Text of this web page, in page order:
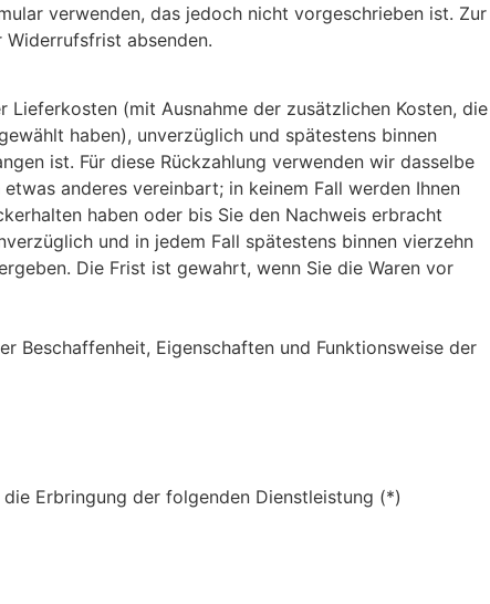
verwenden, das jedoch nicht vorgeschrieben ist. Zur
absenden.
Lieferkosten (mit Ausnahme der zusätzlichen Kosten, die
haben), unverzüglich und spätestens binnen
ist. Für diese Rückzahlung verwenden wir dasselbe
anderes vereinbart; in keinem Fall werden Ihnen
haben oder bis Sie den Nachweis erbracht
und in jedem Fall spätestens binnen vierzehn
Die Frist ist gewahrt, wenn Sie die Waren vor
Beschaffenheit, Eigenschaften und Funktionsweise der
Erbringung der folgenden Dienstleistung (*)